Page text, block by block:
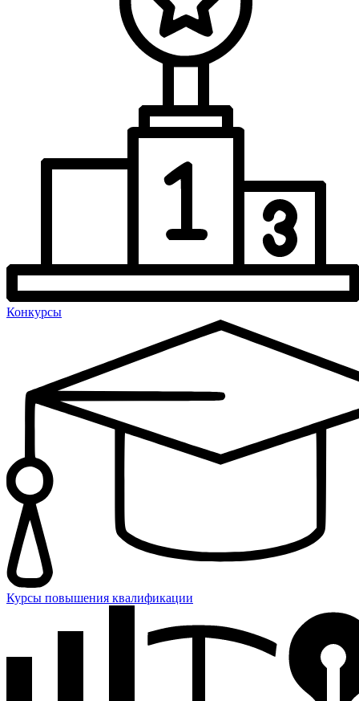
Конкурсы
Курсы повышения квалификации